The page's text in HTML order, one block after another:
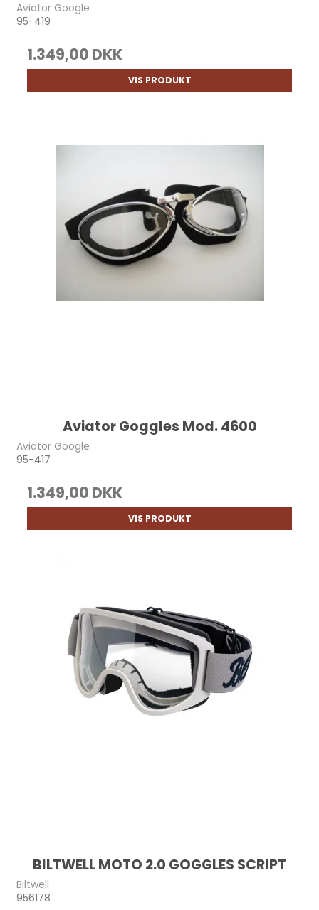
Aviator Google
95-419
1.349,00 DKK
VIS PRODUKT
Aviator Goggles Mod. 4600
Aviator Google
95-417
1.349,00 DKK
VIS PRODUKT
BILTWELL MOTO 2.0 GOGGLES SCRIPT
Biltwell
956178